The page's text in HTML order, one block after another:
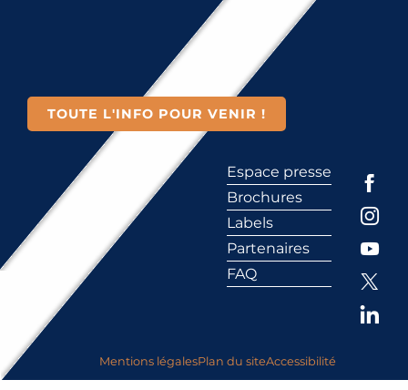
TOUTE L'INFO POUR VENIR !
Espace presse
Brochures
Labels
Partenaires
FAQ
Mentions légalesPlan du siteAccessibilité